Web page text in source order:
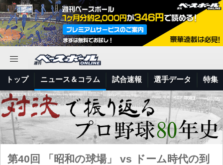
トップ ニュース＆コラム 試合速報 選手データ 特集
第40回 「昭和の球場」 vs ドーム時代の到